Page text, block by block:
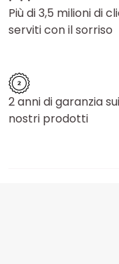
Più di 3,5 milioni di
serviti con il sorriso
2 anni di garanzia sui
nostri prodotti